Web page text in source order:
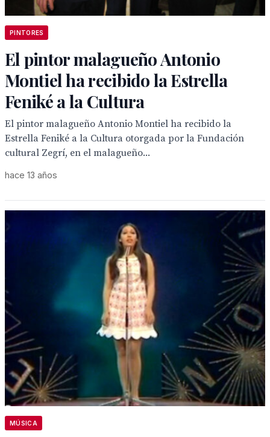
PINTORES
El pintor malagueño Antonio
Montiel ha recibido la Estrella
Feniké a la Cultura
El pintor malagueño Antonio Montiel ha recibido la
Estrella Feniké a la Cultura otorgada por la Fundación
cultural Zegrí, en el malagueño...
hace 13 años
MÚSICA